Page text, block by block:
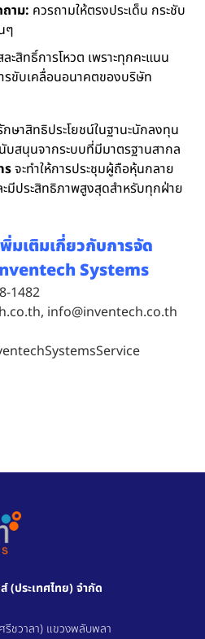
าม: ควรถามให้ตรงประเด็น กระชับ
ๆ
ะสิทธิ์การโหวต เพราะทุกคะแนน
ขับเคลื่อนอนาคตของบริษัท
ษาสิทธิประโยชน์ในฐานะนักลงทุน
บสนุนจากระบบที่มีมาตรฐานสากล
จะทำให้การประชุมผู้ถือหุ้นกลาย
ะมีประสิทธิภาพสูงสุดสำหรับทุกฝ่าย
มเติมเกี่ยวกับการจัด
Systems
1482
, info@inventech.co.th
(ประเทศไทย) จำกัด
ชวาลา) แขวงพลับพลา